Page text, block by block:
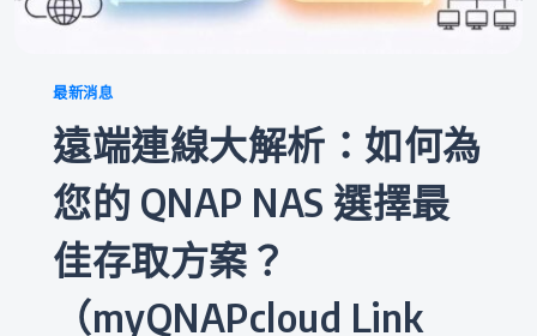
Categories
最新消息
遠端連線大解析：如何為
您的 QNAP NAS 選擇最
佳存取方案？
（myQNAPcloud Link